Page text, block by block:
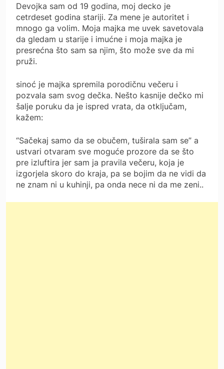
Devojka sam od 19 godina, moj decko je
cetrdeset godina stariji. Za mene je autoritet i
mnogo ga volim. Moja majka me uvek savetovala
da gledam u starije i imućne i moja majka je
presrećna što sam sa njim, što može sve da mi
pruži.
sinoć je majka spremila porodičnu večeru i
pozvala sam svog dečka. Nešto kasnije dečko mi
šalje poruku da je ispred vrata, da otključam,
kažem:
“Sačekaj samo da se obučem, tuširala sam se” a
ustvari otvaram sve moguće prozore da se što
pre izluftira jer sam ja pravila večeru, koja je
izgorjela skoro do kraja, pa se bojim da ne vidi da
ne znam ni u kuhinji, pa onda nece ni da me zeni..